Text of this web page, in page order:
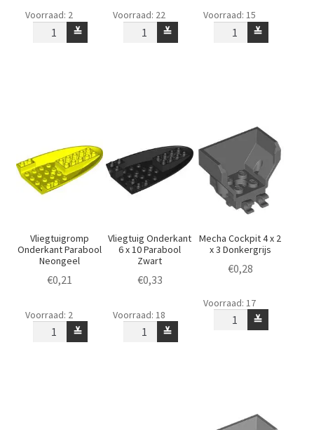
Vliegtuigromp
Onderkant
Gerond
≚
Voorraad: 2
Vliegtuigromp
Onderkant
Gerond
≚
Voorraad: 22
Vliegtuigromp
Cockpit≚
Voorraad: 15
Vliegtuigromp
Onderkant Parabool
Neongeel
€0,21
Vliegtuigromp
Onderkant
Parabool
≚
Voorraad: 2
Vliegtuig Onderkant
6 x 10 Parabool
Zwart
€0,33
Vliegtuig
Onderkant
≚
Voorraad: 18
Mecha Cockpit 4 x 2
x 3 Donkergrijs
€0,28
Mecha
Cockpit
Donkergrijs
≚
Voorraad: 17